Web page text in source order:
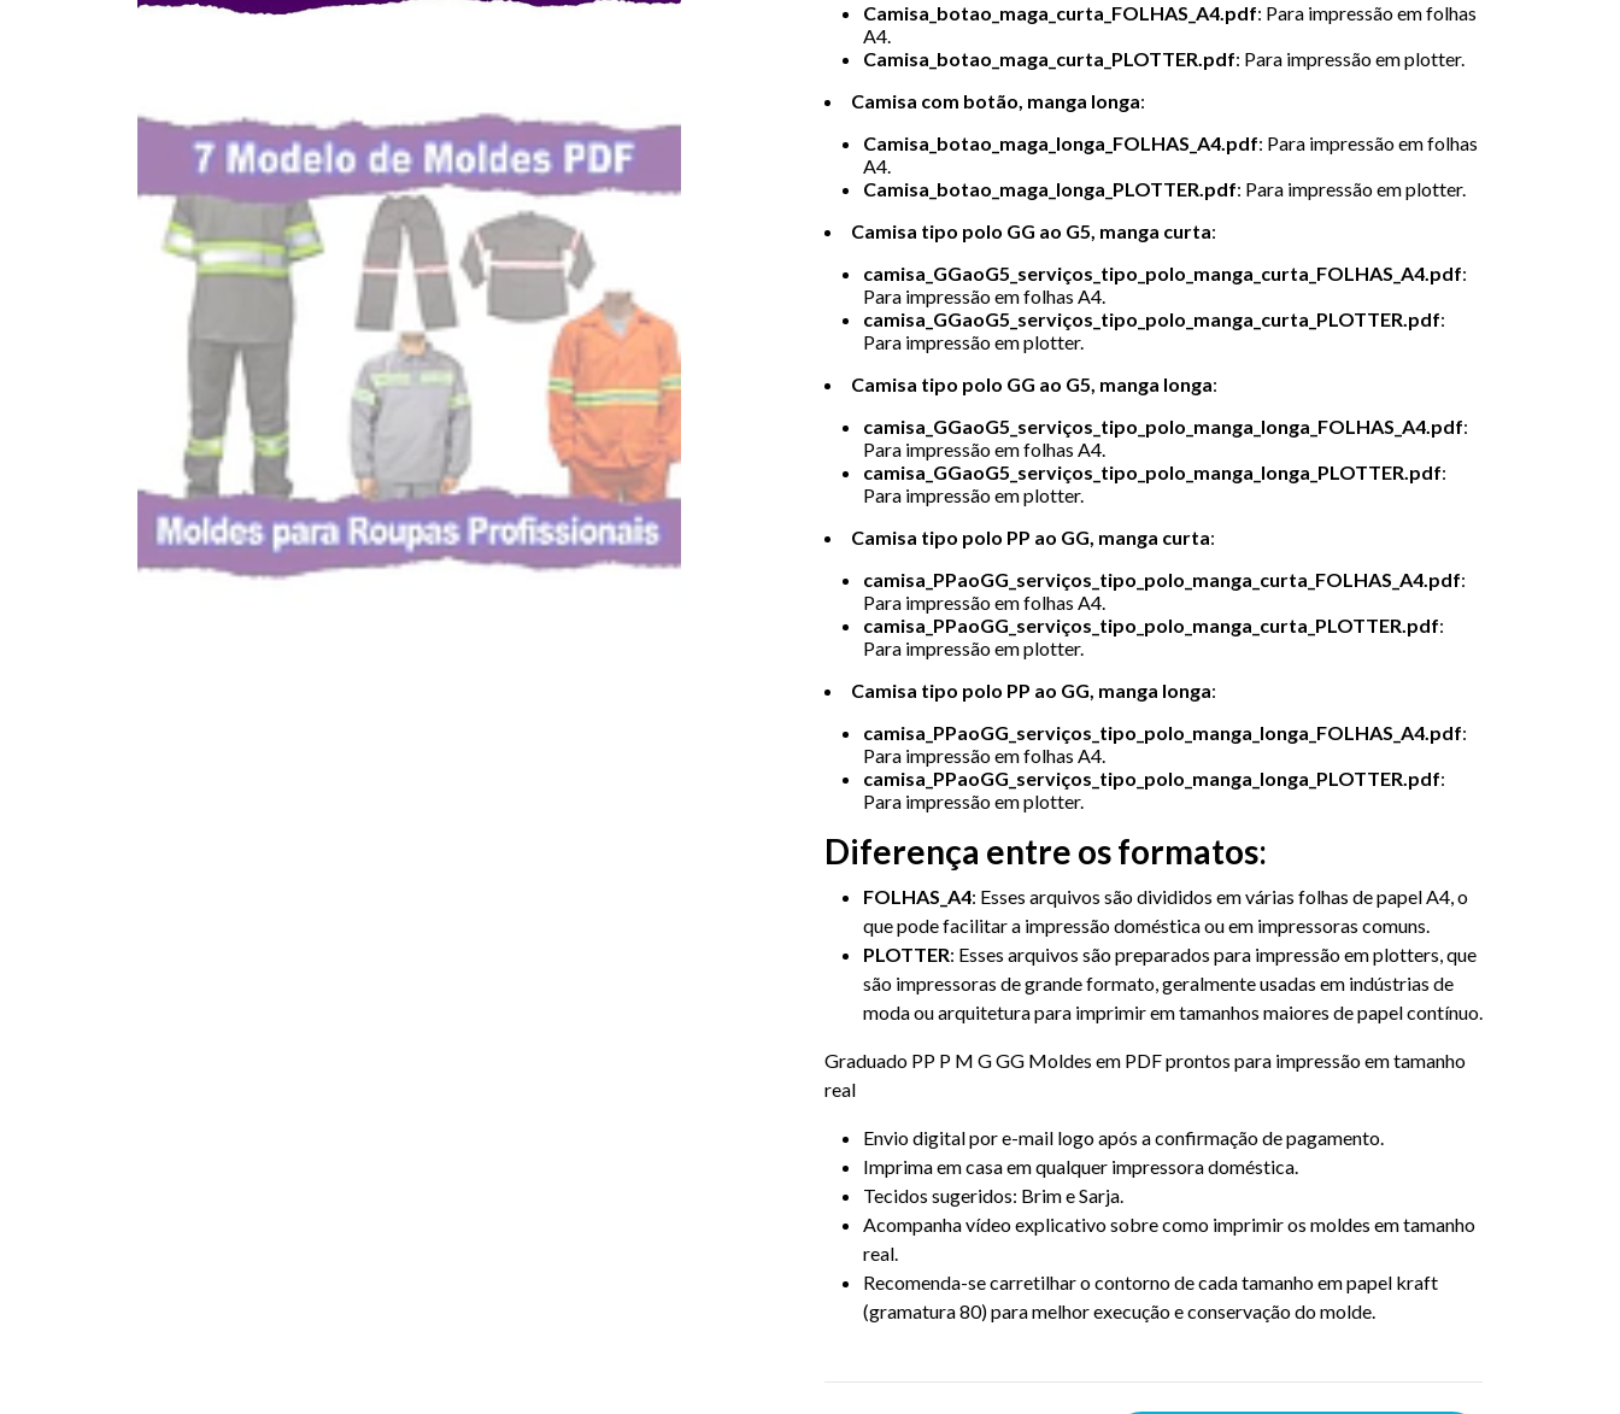
Camisa_botao_maga_curta_FOLHAS_A4.pdf: Para impressão em folhas
A4.
Camisa_botao_maga_curta_PLOTTER.pdf: Para impressão em plotter.
Camisa com botão, manga longa:
Camisa_botao_maga_longa_FOLHAS_A4.pdf: Para impressão em folhas
A4.
Camisa_botao_maga_longa_PLOTTER.pdf: Para impressão em plotter.
Camisa tipo polo GG ao G5, manga curta:
camisa_GGaoG5_serviços_tipo_polo_manga_curta_FOLHAS_A4.pdf:
Para impressão em folhas A4.
camisa_GGaoG5_serviços_tipo_polo_manga_curta_PLOTTER.pdf:
Para impressão em plotter.
Camisa tipo polo GG ao G5, manga longa:
camisa_GGaoG5_serviços_tipo_polo_manga_longa_FOLHAS_A4.pdf:
Para impressão em folhas A4.
camisa_GGaoG5_serviços_tipo_polo_manga_longa_PLOTTER.pdf:
Para impressão em plotter.
Camisa tipo polo PP ao GG, manga curta:
camisa_PPaoGG_serviços_tipo_polo_manga_curta_FOLHAS_A4.pdf:
Para impressão em folhas A4.
camisa_PPaoGG_serviços_tipo_polo_manga_curta_PLOTTER.pdf:
Para impressão em plotter.
Camisa tipo polo PP ao GG, manga longa:
camisa_PPaoGG_serviços_tipo_polo_manga_longa_FOLHAS_A4.pdf:
Para impressão em folhas A4.
camisa_PPaoGG_serviços_tipo_polo_manga_longa_PLOTTER.pdf:
Para impressão em plotter.
Diferença entre os formatos:
FOLHAS_A4: Esses arquivos são divididos em várias folhas de papel A4, o
que pode facilitar a impressão doméstica ou em impressoras comuns.
PLOTTER: Esses arquivos são preparados para impressão em plotters, que
são impressoras de grande formato, geralmente usadas em indústrias de
moda ou arquitetura para imprimir em tamanhos maiores de papel contínuo.
Graduado PP P M G GG Moldes em PDF prontos para impressão em tamanho
real
Envio digital por e-mail logo após a confirmação de pagamento.
Imprima em casa em qualquer impressora doméstica.
Tecidos sugeridos: Brim e Sarja.
Acompanha vídeo explicativo sobre como imprimir os moldes em tamanho
real.
Recomenda-se carretilhar o contorno de cada tamanho em papel kraft
(gramatura 80) para melhor execução e conservação do molde.